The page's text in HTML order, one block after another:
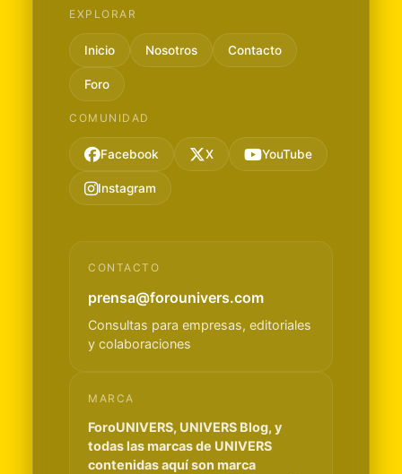
EXPLORAR
Inicio Nosotros Contacto
Foro
COMUNIDAD
Facebook X YouTube
Instagram
CONTACTO
prensa@forounivers.com
Consultas para empresas, editoriales
y colaboraciones
MARCA
ForoUNIVERS, UNIVERS Blog, y
todas las marcas de UNIVERS
contenidas aquí son marca